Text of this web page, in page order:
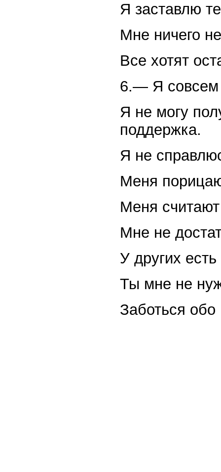
Я заставлю
Мне ничего
Все хотят
6.— Я совсем
Я не могу
поддержка.
Я не
Меня
Меня
Мне не
У других
Ты мне не
Заботься